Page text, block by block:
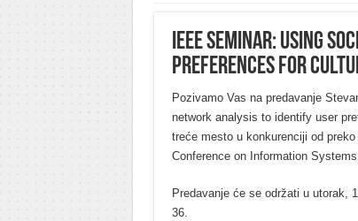
IEEE seminar: Using
preferences for
Pozivamo Vas na predavanje
network analysis to identify user
treće mesto u konkurenciji od preko
Conference on Information
Predavanje će se održati u utorak,
36.